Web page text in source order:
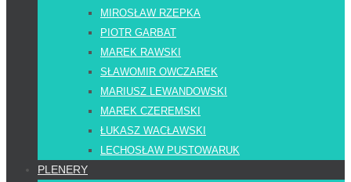
MIROSŁAW RZEPKA
PIOTR GARBAT
MAREK RAWSKI
SŁAWOMIR OWCZAREK
MARIUSZ LEWANDOWSKI
MAREK CZEREMSKI
ŁUKASZ WACŁAWSKI
LECHOSŁAW PUSTOWARUK
PLENERY